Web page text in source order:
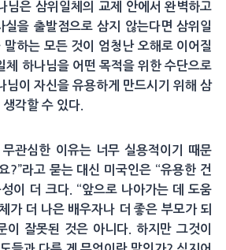
님은 삼위일체의 교제 안에서 완벽하고
실을 출발점으로 삼지 않는다면 삼위일
하는 모든 것이 엄청난 오해로 이어질
체 하나님을 어떤 목적을 위한 수단으로
님이 자신을 유용하게 만드시기 위해 삼
각할 수 있다.
관심한 이유는 너무 실용적이기 때문
?”라고 묻는 대신 미국인은 “유용한 건
이 더 크다. “앞으로 나아가는 데 도움
가 더 나은 배우자나 더 좋은 부모가 되
이 잘못된 것은 아니다. 하지만 그것이